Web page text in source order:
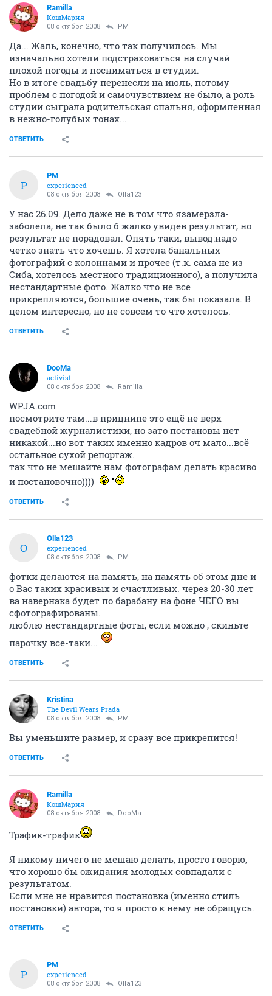
Ramilla
КошМария
08 октября 2008 PM
Да... Жаль, конечно, что так получилось. Мы
изначально хотели подстраховаться на случай
плохой погоды и посниматься в студии.
Но в итоге свадьбу перенесли на июль, потому
проблем с погодой и самочувствием не было, а роль
студии сыграла родительская спальня, оформленная
в нежно-голубых тонах...
ОТВЕТИТЬ
P
PM
experienced
08 октября 2008 Olla123
У нас 26.09. Дело даже не в том что язамерзла-
заболела, не так было б жалко увидев результат, но
результат не порадовал. Опять таки, вывод:надо
четко знать что хочешь. Я хотела банальных
фотографий с колоннами и прочее (т.к. сама не из
Сиба, хотелось местного традиционного), а получила
нестандартные фото. Жалко что не все
прикрепляются, большие очень, так бы показала. В
целом интересно, но не совсем то что хотелось.
ОТВЕТИТЬ
DooMa
activist
08 октября 2008 Ramilla
WPJA.com
посмотрите там...в прицнипе это ещё не верх
свадебной журналистики, но зато постановы нет
никакой...но вот таких именно кадров оч мало...всё
остальное сухой репортаж.
так что не мешайте нам фотографам делать красиво
и постановочно))))
ОТВЕТИТЬ
O
Olla123
experienced
08 октября 2008 PM
фотки делаются на память, на память об этом дне и
о Вас таких красивых и счастливых. через 20-30 лет
ва навернака будет по барабану на фоне ЧЕГО вы
сфотографированы.
люблю нестандартные фоты, если можно , скиньте
парочку все-таки...
ОТВЕТИТЬ
Kristina
The Devil Wears Prada
08 октября 2008 PM
Вы уменьшите размер, и сразу все прикрепится!
ОТВЕТИТЬ
Ramilla
КошМария
08 октября 2008 DooMa
Трафик-трафик
Я никому ничего не мешаю делать, просто говорю,
что хорошо бы ожидания молодых совпадали с
результатом.
Если мне не нравится постановка (именно стиль
постановки) автора, то я просто к нему не обращусь.
ОТВЕТИТЬ
P
PM
experienced
08 октября 2008 Olla123